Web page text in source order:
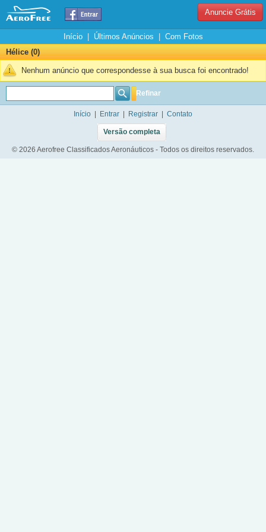
Anuncie Grátis
Início| Últimos Anúncios
Com Fotos
Hélice (0)
Nenhum anúncio que correspondesse à sua busca foi encontrado!
Refinar
Início Entrar Registrar Contato
Versão completa
© 2026 Aerofree Classificados Aeronáuticos - Todos os direitos reservados.